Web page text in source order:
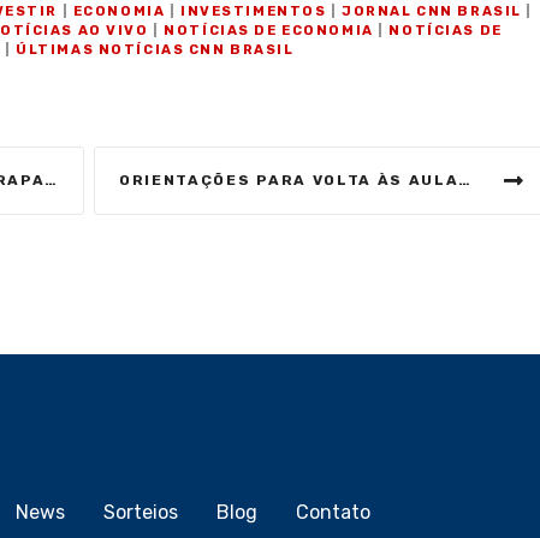
ECONOMIA INVESTIMENTOS |JORNAL CNN BRASIL
AO VIVO NOTÍCIAS DE ECONOMIA
NOTÍCIAS DE
ÚLTIMAS NOTÍCIAS CNN BRASIL
SONO ORIENTAÇÕES PARA VOLTA ÀS AULAS DAS CRIANÇAS E ADOLESCENTES
News Sorteios Blog Contato